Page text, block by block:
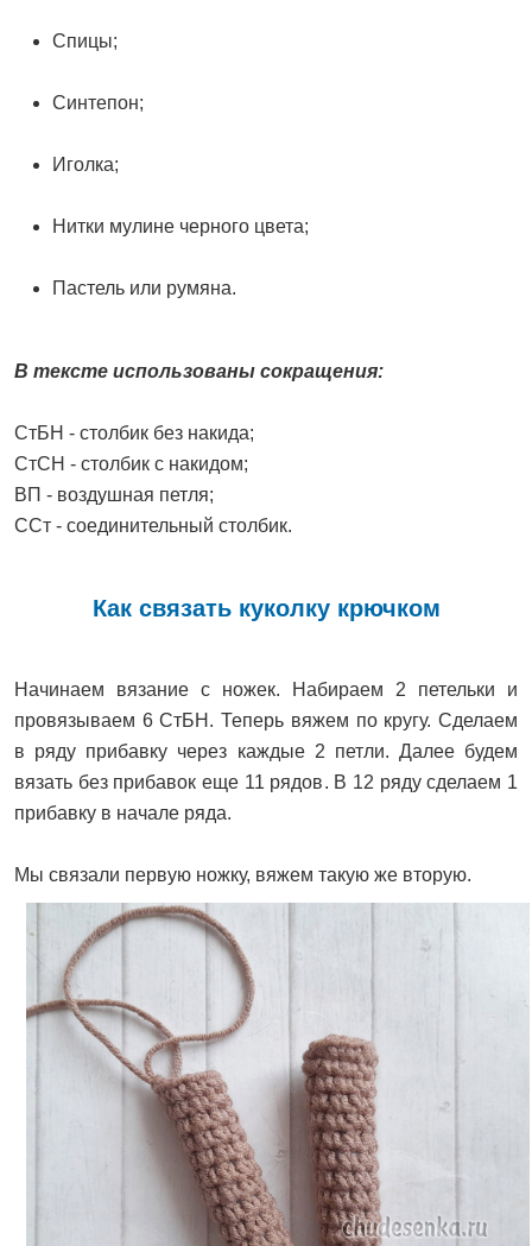
Спицы;
Синтепон;
Иголка;
Нитки мулине черного цвета;
Пастель или румяна.
В тексте использованы сокращения:
СтБН - столбик без накида;
СтСН - столбик с накидом;
ВП - воздушная петля;
ССт - соединительный столбик.
Как связать куколку крючком
Начинаем вязание с ножек. Набираем 2 петельки и
провязываем 6 СтБН. Теперь вяжем по кругу. Сделаем
в ряду прибавку через каждые 2 петли. Далее будем
вязать без прибавок еще 11 рядов. В 12 ряду сделаем 1
прибавку в начале ряда.
Мы связали первую ножку, вяжем такую же вторую.